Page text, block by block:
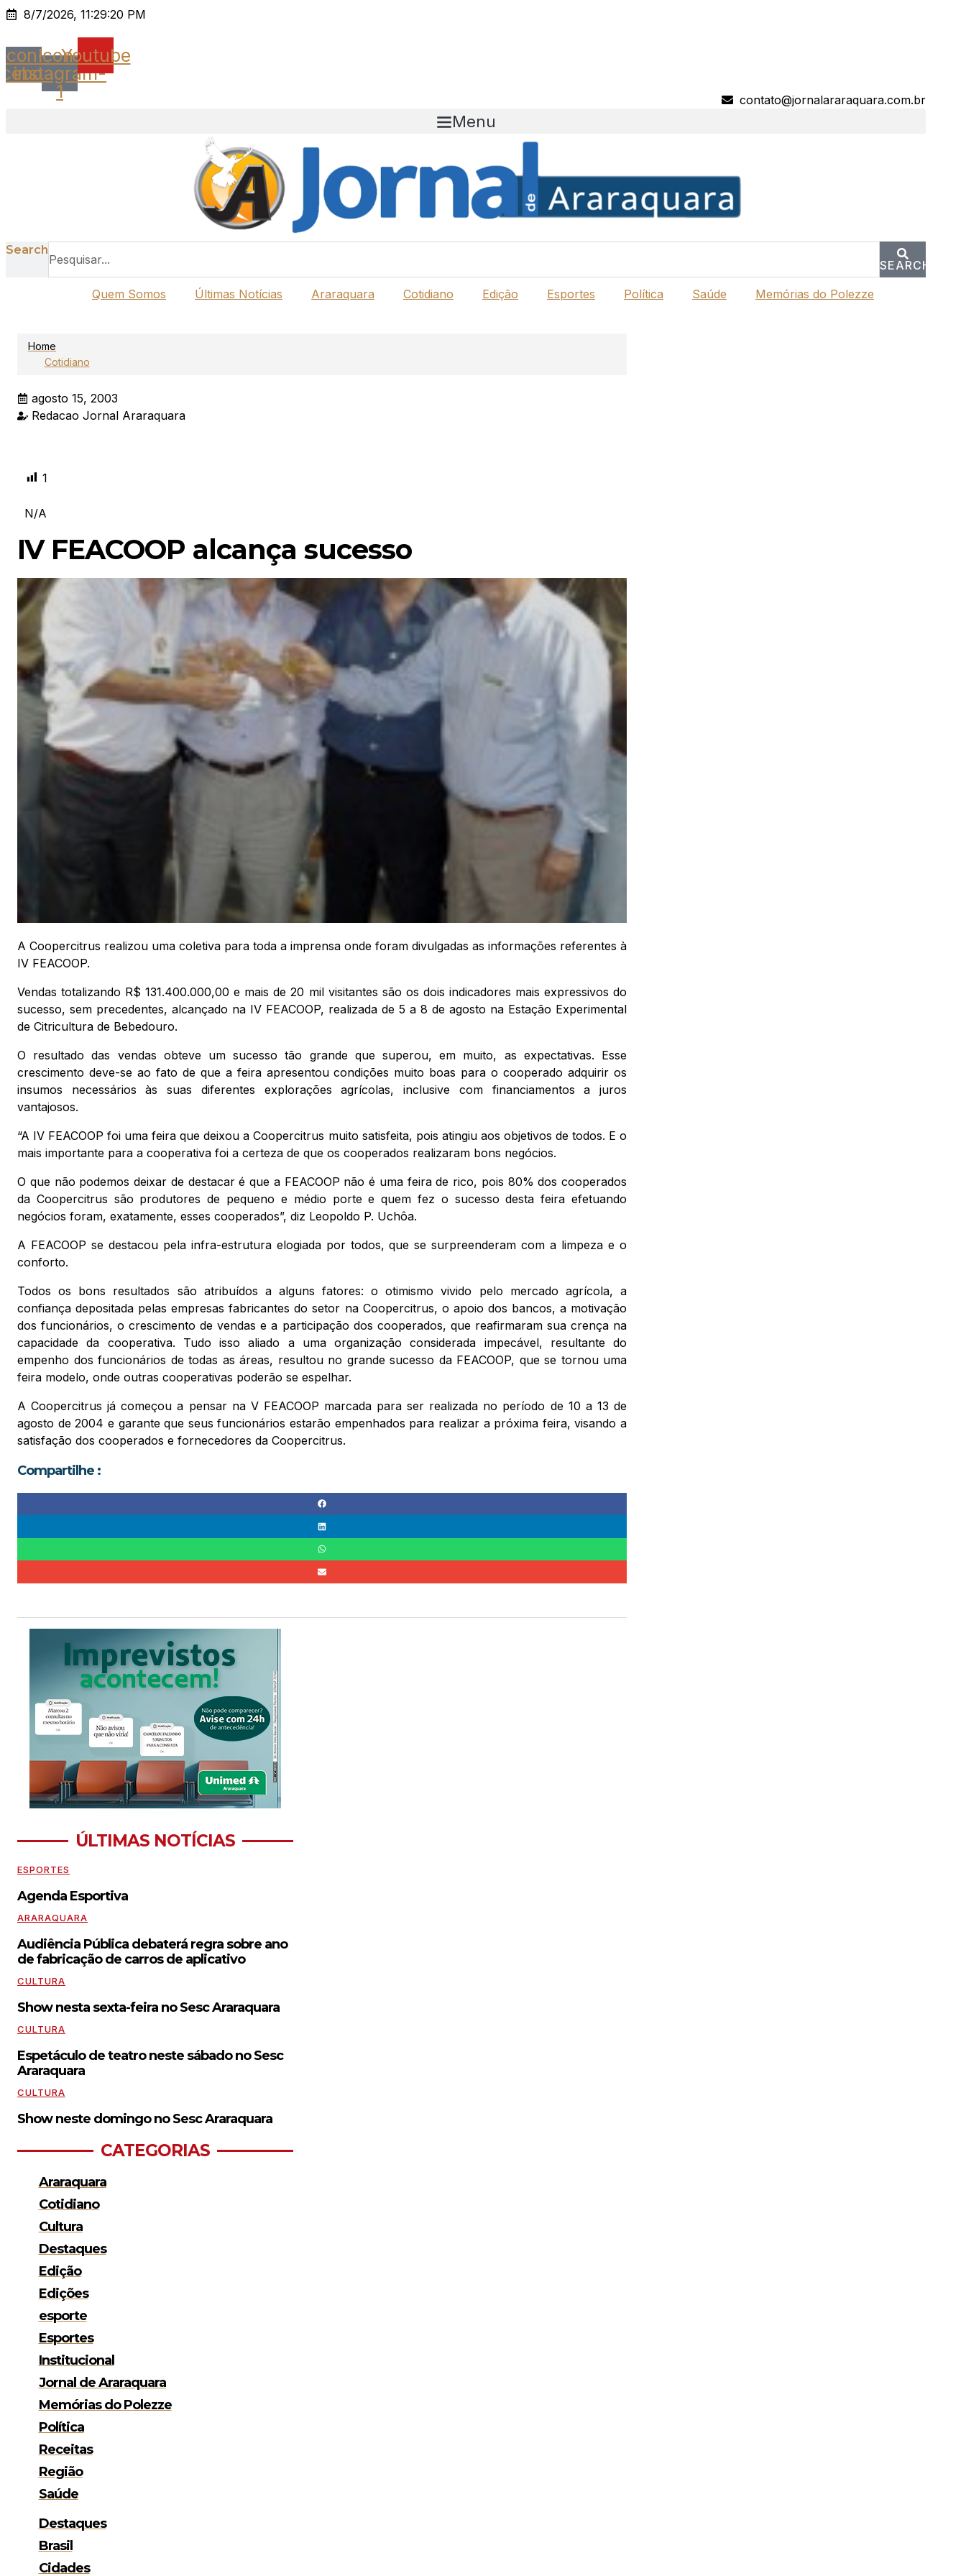
Ir
o
conteúdo
8/7/2026, 11:29:20 PM
Icon-Icon-
instagram-
1
Youtube
contato@jornalararaquara.com.br
Menu
Search
SEARCH
Quem Somos
Últimas Notícias Araraquara Cotidiano Edição Esportes Política Saúde Memórias do Polezze
Home
Cotidiano
agosto 15, 2003
Redacao Jornal Araraquara
1
N/A
IV FEACOOP alcança sucesso
A Coopercitrus realizou uma coletiva para toda a imprensa onde foram divulgadas as informações referentes à
IV FEACOOP.
Vendas totalizando R$ 131.400.000,00 e mais de 20 mil visitantes são os dois indicadores mais expressivos do
sucesso, sem precedentes, alcançado na IV FEACOOP, realizada de 5 a 8 de agosto na Estação Experimental
de Citricultura de Bebedouro.
O resultado das vendas obteve um sucesso tão grande que superou, em muito, as expectativas. Esse
crescimento deve-se ao fato de que a feira apresentou condições muito boas para o cooperado adquirir os
insumos necessários às suas diferentes explorações agrícolas, inclusive com financiamentos a juros
vantajosos.
“A IV FEACOOP foi uma feira que deixou a Coopercitrus muito satisfeita, pois atingiu aos objetivos de todos. E o
mais importante para a cooperativa foi a certeza de que os cooperados realizaram bons negócios.
O que não podemos deixar de destacar é que a FEACOOP não é uma feira de rico, pois 80% dos cooperados
da Coopercitrus são produtores de pequeno e médio porte e quem fez o sucesso desta feira efetuando
negócios foram, exatamente, esses cooperados”, diz Leopoldo P. Uchôa.
A FEACOOP se destacou pela infra-estrutura elogiada por todos, que se surpreenderam com a limpeza e o
conforto.
Todos os bons resultados são atribuídos a alguns fatores: o otimismo vivido pelo mercado agrícola, a
confiança depositada pelas empresas fabricantes do setor na Coopercitrus, o apoio dos bancos, a motivação
dos funcionários, o crescimento de vendas e a participação dos cooperados, que reafirmaram sua crença na
capacidade da cooperativa. Tudo isso aliado a uma organização considerada impecável, resultante do
empenho dos funcionários de todas as áreas, resultou no grande sucesso da FEACOOP, que se tornou uma
feira modelo, onde outras cooperativas poderão se espelhar.
A Coopercitrus já começou a pensar na V FEACOOP marcada para ser realizada no período de 10 a 13 de
agosto de 2004 e garante que seus funcionários estarão empenhados para realizar a próxima feira, visando a
satisfação dos cooperados e fornecedores da Coopercitrus.
Compartilhe :
ÚLTIMAS NOTÍCIAS
ESPORTES
Agenda Esportiva
ARARAQUARA
Audiência Pública debaterá regra sobre ano
de fabricação de carros de aplicativo
CULTURA
Show nesta sexta-feira no Sesc Araraquara
CULTURA
Espetáculo de teatro neste sábado no Sesc
Araraquara
CULTURA
Show neste domingo no Sesc Araraquara
CATEGORIAS
Araraquara
Cotidiano
Cultura
Destaques
Edição
Edições
esporte
Esportes
Institucional
Jornal de Araraquara
Memórias do Polezze
Política
Receitas
Região
Saúde
Destaques
Brasil
Cidades